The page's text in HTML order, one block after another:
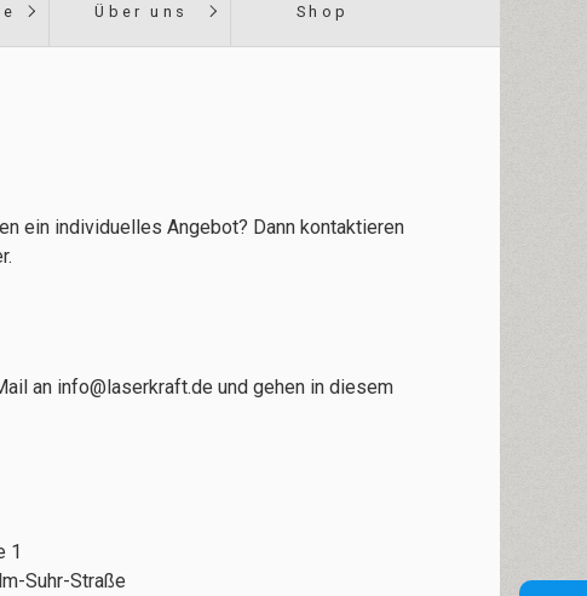
Über uns Shop
ein individuelles Angebot? Dann kontaktieren
an info@laserkraft.de und gehen in diesem
1
Suhr-Straße